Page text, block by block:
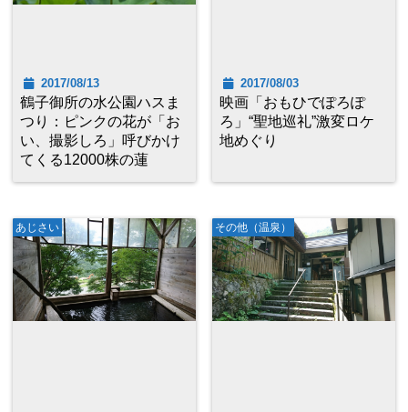
2017/08/13
鶴子御所の水公園ハスま
つり：ピンクの花が「お
い、撮影しろ」呼びかけ
てくる12000株の蓮
2017/08/03
映画「おもひでぽろぽ
ろ」“聖地巡礼”激変ロケ
地めぐり
あじさい その他（温泉）